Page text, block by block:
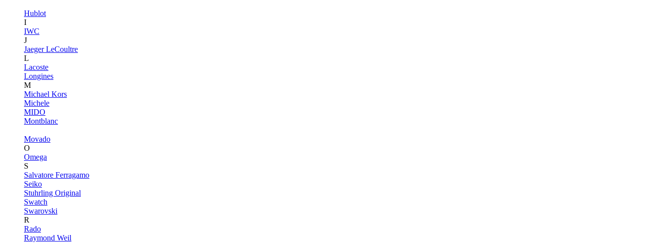
Hublot
I
IWC
J
Jaeger LeCoultre
L
Lacoste
Longines
M
Michael Kors
Michele
MIDO
Montblanc
Movado
O
Omega
S
Salvatore Ferragamo
Seiko
Stuhrling Original
Swatch
Swarovski
R
Rado
Raymond Weil